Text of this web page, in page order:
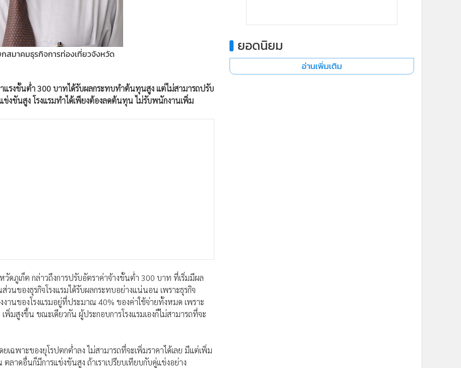
สมาคมธุรกิจการท่องเที่ยวจังหวัด
แรงขั้นต่ำ 300 บาทได้รับผลกระทบทำต้นทุนสูง แต่ไม่สามารถปรับ
งขันสูง โรงแรมทำได้เพียงต้องลดต้นทุน ไม่รับพนักงานเพิ่ม
ดภูเก็ต กล่าวถึงการปรับอัตราค่าจ้างขั้นต่ำ 300 บาท ที่เริ่มมีผล
นของธุรกิจโรงแรมได้รับผลกระทบอย่างแน่นอน เพราะธุรกิจ
งานของโรงแรมอยู่ที่ประมาณ 40% ของค่าใช้จ่ายทั้งหมด เพราะ
มสูงขึ้น ขณะเดียวกัน ผู้ประกอบการโรงแรมเองก็ไม่สามารถที่จะ
เฉพาะของยุโรปตกต่ำลง ไม่สามารถที่จะเพิ่มราคาได้เลย มีแต่เพิ่ม
ลาดอื่นก็มีการแข่งขันสูง ถ้าเราเปรียบเทียบกับคู่แข่งอย่าง
ยอดนิยม
อ่านเพิ่มเติม